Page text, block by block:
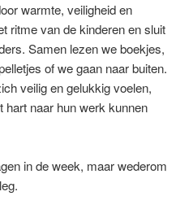
warmte, veiligheid en
ritme van de kinderen en sluit
Samen lezen we boekjes,
of we gaan naar buiten.
veilig en gelukkig voelen,
hart naar hun werk kunnen
in de week, maar wederom